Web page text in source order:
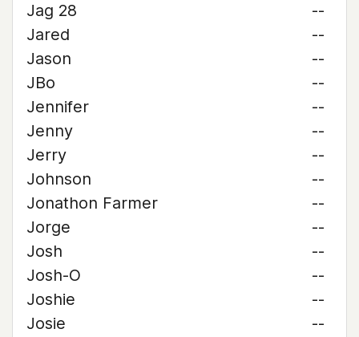
Jag 28
--
Jared
--
Jason
--
JBo
--
Jennifer
--
Jenny
--
Jerry
--
Johnson
--
Jonathon Farmer
--
Jorge
--
Josh
--
Josh-O
--
Joshie
--
Josie
--